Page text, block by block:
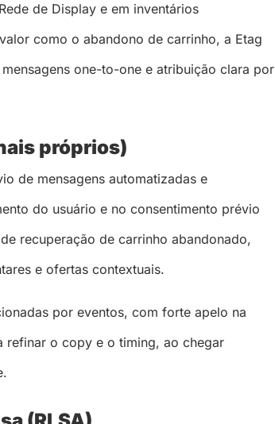
de Display e em inventários
como o abandono de carrinho, a Etag
one-to-one e atribuição clara por
próprios)
de mensagens automatizadas e
do usuário e no consentimento prévio
recuperação de carrinho abandonado,
e ofertas contextuais.
por eventos, com forte apelo na
refinar o copy e o timing, ao chegar